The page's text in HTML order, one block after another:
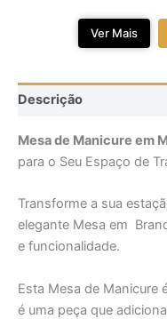
Ver Mais
Descrição
Mesa de Manicure em
para o Seu Espaço de
Transforme a sua
elegante Mesa em
e funcionalidade.
Esta Mesa de Manicure
é uma peça que